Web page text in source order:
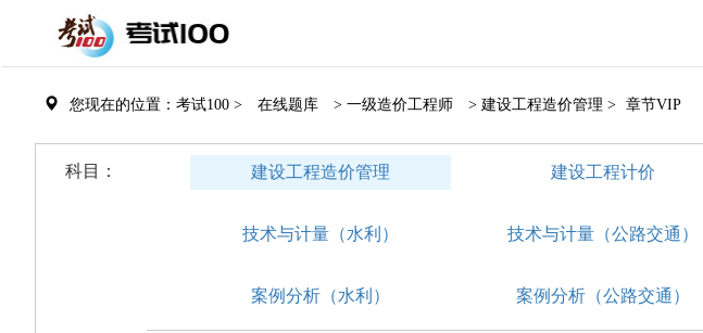
您现在的位置：考试100 > 在线题库 > 一级造价工程师 > 建设工程造价管理 > 章节VIP
科目： 建设工程造价管理 建设工程计价
技术与计量（水利） 技术与计量（公路交通）
案例分析（水利） 案例分析（公路交通）